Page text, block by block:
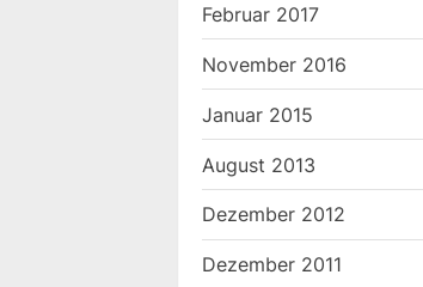
Februar 2017
November 2016
Januar 2015
August 2013
Dezember 2012
Dezember 2011